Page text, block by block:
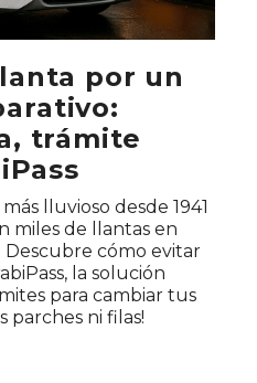
por un
trámite
lluvioso desde 1941
miles de llantas en
Descubre cómo evitar
la solución
para cambiar tus
parches ni filas!